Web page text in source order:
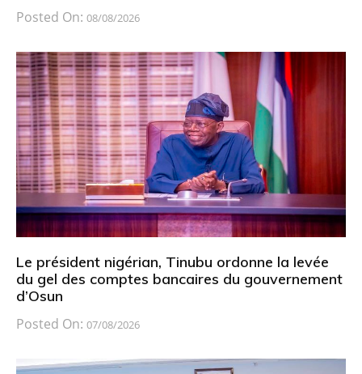
Posted On: 08/08/2026
Le président nigérian, Tinubu ordonne la levée
du gel des comptes bancaires du gouvernement
d’Osun
Posted On: 07/08/2026